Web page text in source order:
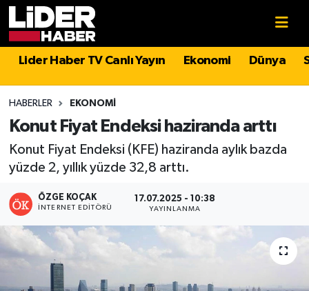
Lider Haber TV Canlı Yayın Ekonomi Dünya
HABERLER EKONOMI
Konut Fiyat Endeksi haziranda arttı
Konut Fiyat Endeksi (KFE) haziranda aylık bazda
yüzde 2, yıllık yüzde 32,8 arttı.
ÖZGE KOÇAK
İNTERNET EDITÖRÜ
17.07.2025 - 10:38
YAYINLANMA
Politika
Asayiş
Dünya
Magazin
Spor
Sağlık
Hava Durumu
İstanbul Namaz Vakitleri
Trafik Durumu
Süper Lig Puan Durumu ve Fikstür
Tüm Manşetler
Son Dakika Haberleri